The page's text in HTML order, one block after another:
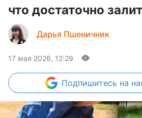
что достаточно
Дарья Пшеничник
17 мая 2026, 12:29
Подпишитесь на